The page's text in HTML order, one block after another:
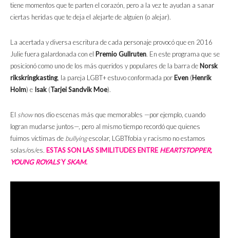
tiene momentos que te parten el corazón, pero a la vez te ayudan a sanar
ciertas heridas que te deja el alejarte de alguien (o alejar).
La acertada y diversa escritura de cada personaje provocó que en 2016
Julie fuera galardonada con el Premio Gullruten. En este programa que se
posicionó como uno de los más queridos y populares de la barra de Norsk
rikskringkasting, la pareja LGBT+ estuvo conformada por Even (Henrik
Holm) e Isak (Tarjei Sandvik Moe).
El shownos dio escenas más que memorables —por ejemplo, cuando
logran mudarse juntos—, pero al mismo tiempo recordó que quienes
fuimos víctimas de bullyingescolar, LGBTfobia y racismo no estamos
solas/os/es. ESTAS SON LAS SIMILITUDES ENTRE HEARTSTOPPER,
YOUNG ROYALSYSKAM.